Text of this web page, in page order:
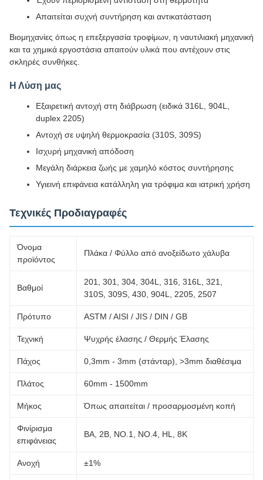
Απαιτείται συχνή συντήρηση και αντικατάσταση
Βιομηχανίες όπως η επεξεργασία τροφίμων, η ναυτιλιακή μηχανική
και τα χημικά εργοστάσια απαιτούν υλικά που αντέχουν στις
σκληρές συνθήκες.
Η Λύση μας
Εξαιρετική αντοχή στη διάβρωση (ειδικά 316L, 904L,
duplex 2205)
Αντοχή σε υψηλή θερμοκρασία (310S, 309S)
Ισχυρή μηχανική απόδοση
Μεγάλη διάρκεια ζωής με χαμηλό κόστος συντήρησης
Υγιεινή επιφάνεια κατάλληλη για τρόφιμα και ιατρική χρήση
Τεχνικές Προδιαγραφές
Όνομα
προϊόντος
Πλάκα / Φύλλο από ανοξείδωτο χάλυβα
Βαθμοί
201, 301, 304, 304L, 316, 316L, 321,
310S, 309S, 430, 904L, 2205, 2507
Πρότυπο ASTM / AISI / JIS / DIN / GB
Τεχνική Ψυχρής έλασης / Θερμής Έλασης
Πάχος 0,3mm - 3mm (στάνταρ), >3mm διαθέσιμα
Πλάτος 60mm - 1500mm
Μήκος Όπως απαιτείται / προσαρμοσμένη κοπή
Φινίρισμα
επιφάνειας
BA, 2B, NO.1, NO.4, HL, 8K
Ανοχή ±1%